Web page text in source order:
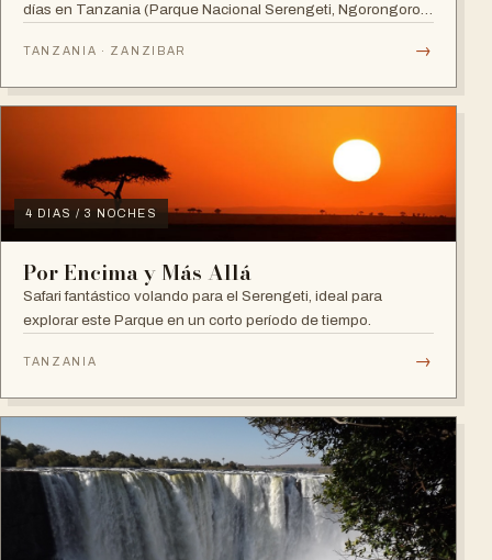
días en Tanzania (Parque Nacional Serengeti, Ngorongoro,
TANZANIA · ZANZIBAR →
4 DIAS / 3 NOCHES
Por Encima y Más Allá
Safari fantástico volando para el Serengeti, ideal para
explorar este Parque en un corto período de tiempo.
TANZANIA →